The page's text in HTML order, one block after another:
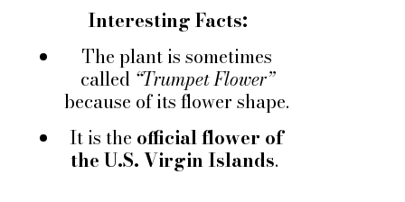
Interesting Facts:
The plant is sometimes
called “Trumpet Flower”
because of its flower shape.
It is the official flower of
the U.S. Virgin Islands.